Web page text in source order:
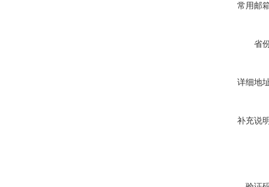
常用邮
省
详细地
补充说